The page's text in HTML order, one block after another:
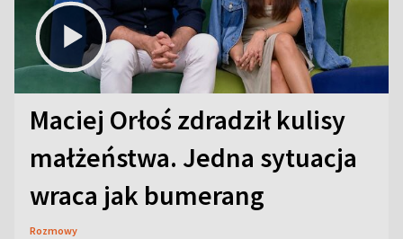
Maciej Orłoś zdradził kulisy
małżeństwa. Jedna sytuacja
wraca jak bumerang
Rozmowy